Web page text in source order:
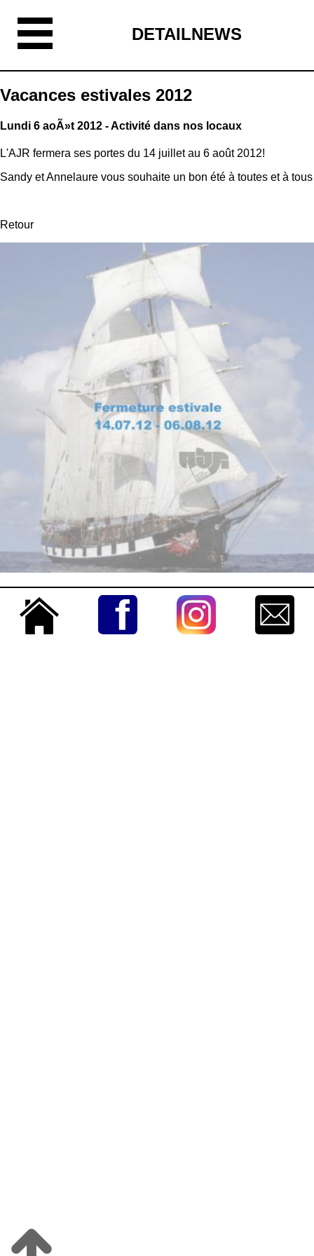
DETAILNEWS
Vacances estivales 2012
Lundi 6 aoÃ»t 2012 - Activité dans nos locaux
L'AJR fermera ses portes du 14 juillet au 6 août 2012!
Sandy et Annelaure vous souhaite un bon été à toutes et à tous
Retour